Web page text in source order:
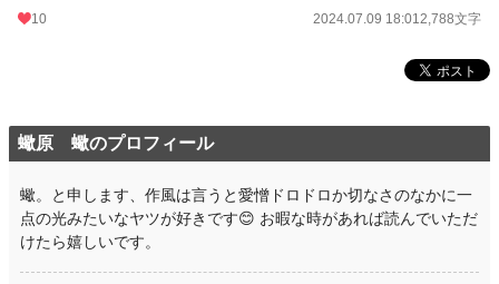
10 2024.07.09 18:012,788文字
蠍原 蠍のプロフィール
蠍。と申します、作風は言うと愛憎ドロドロか切なさのなかに一
点の光みたいなヤツが好きです😊 お暇な時があれば読んでいただ
けたら嬉しいです。